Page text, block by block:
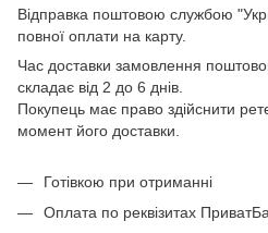
Відправка поштовою службою
повної оплати на карту.
Час доставки замовлення
складає від 2 до 6 днів.
Покупець має право здійснити
момент його доставки.
Готівкою при отриманні
Оплата по реквізитах